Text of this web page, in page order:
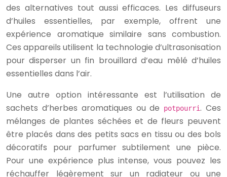
des alternatives tout aussi efficaces. Les diffuseurs
d’huiles essentielles, par exemple, offrent une
expérience aromatique similaire sans combustion.
Ces appareils utilisent la technologie d’ultrasonisation
pour disperser un fin brouillard d’eau mêlé d’huiles
essentielles dans l’air.
Une autre option intéressante est l’utilisation de
sachets d’herbes aromatiques ou de
potpourri. Ces
mélanges de plantes séchées et de fleurs peuvent
être placés dans des petits sacs en tissu ou des bols
décoratifs pour parfumer subtilement une pièce.
Pour une expérience plus intense, vous pouvez les
réchauffer légèrement sur un radiateur ou une